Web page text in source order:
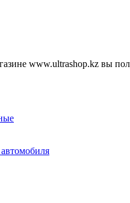
www.ultrashop.kz вы